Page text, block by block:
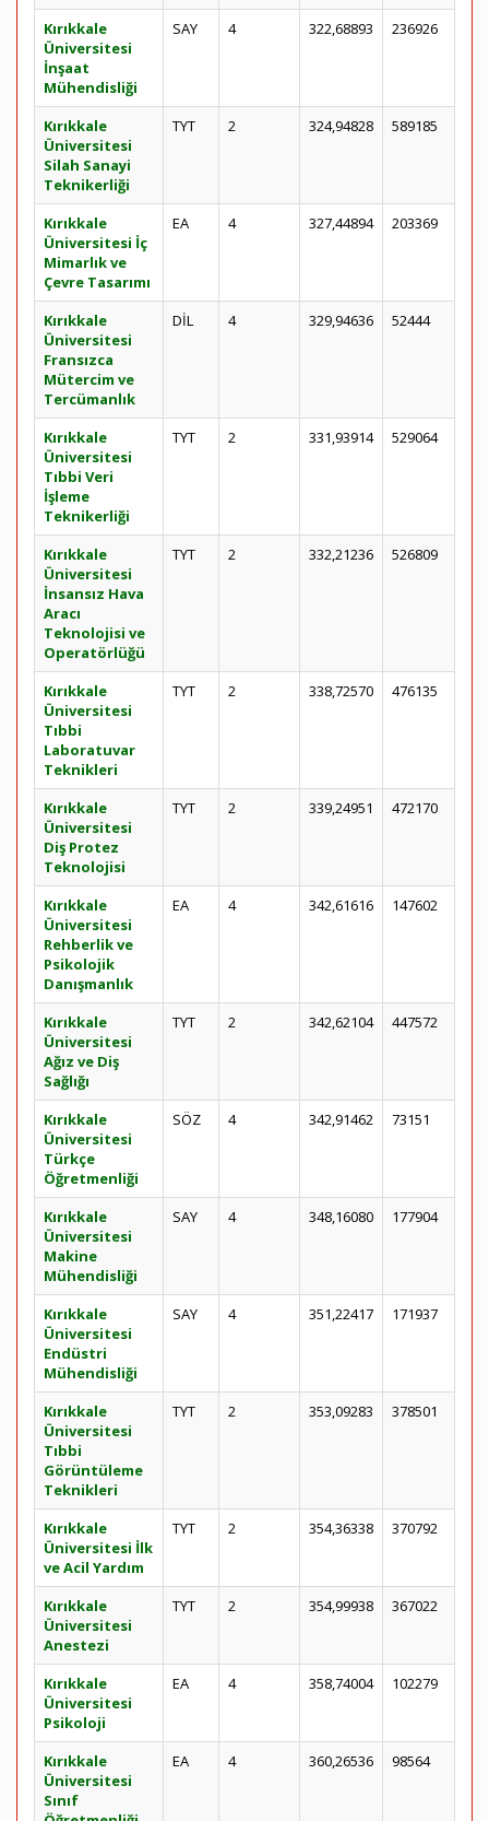
Kırıkkale
Üniversitesi
İnşaat
Mühendisliği
SAY 4 322,68893 236926
Kırıkkale
Üniversitesi
Silah Sanayi
Teknikerliği
TYT 2 324,94828 589185
Kırıkkale
Üniversitesi İç
Mimarlık ve
Çevre Tasarımı
EA 4 327,44894 203369
Kırıkkale
Üniversitesi
Fransızca
Mütercim ve
Tercümanlık
DİL 4 329,94636 52444
Kırıkkale
Üniversitesi
Tıbbi Veri
İşleme
Teknikerliği
TYT 2 331,93914 529064
Kırıkkale
Üniversitesi
İnsansız Hava
Aracı
Teknolojisi ve
Operatörlüğü
TYT 2 332,21236 526809
Kırıkkale
Üniversitesi
Tıbbi
Laboratuvar
Teknikleri
TYT 2 338,72570 476135
Kırıkkale
Üniversitesi
Diş Protez
Teknolojisi
TYT 2 339,24951 472170
Kırıkkale
Üniversitesi
Rehberlik ve
Psikolojik
Danışmanlık
EA 4 342,61616 147602
Kırıkkale
Üniversitesi
Ağız ve Diş
Sağlığı
TYT 2 342,62104 447572
Kırıkkale
Üniversitesi
Türkçe
Öğretmenliği
SÖZ 4 342,91462 73151
Kırıkkale
Üniversitesi
Makine
Mühendisliği
SAY 4 348,16080 177904
Kırıkkale
Üniversitesi
Endüstri
Mühendisliği
SAY 4 351,22417 171937
Kırıkkale
Üniversitesi
Tıbbi
Görüntüleme
Teknikleri
TYT 2 353,09283 378501
Kırıkkale
Üniversitesi İlk
ve Acil Yardım
TYT 2 354,36338 370792
Kırıkkale
Üniversitesi
Anestezi
TYT 2 354,99938 367022
Kırıkkale
Üniversitesi
Psikoloji
EA 4 358,74004 102279
Kırıkkale
Üniversitesi
Sınıf
EA 4 360,26536 98564